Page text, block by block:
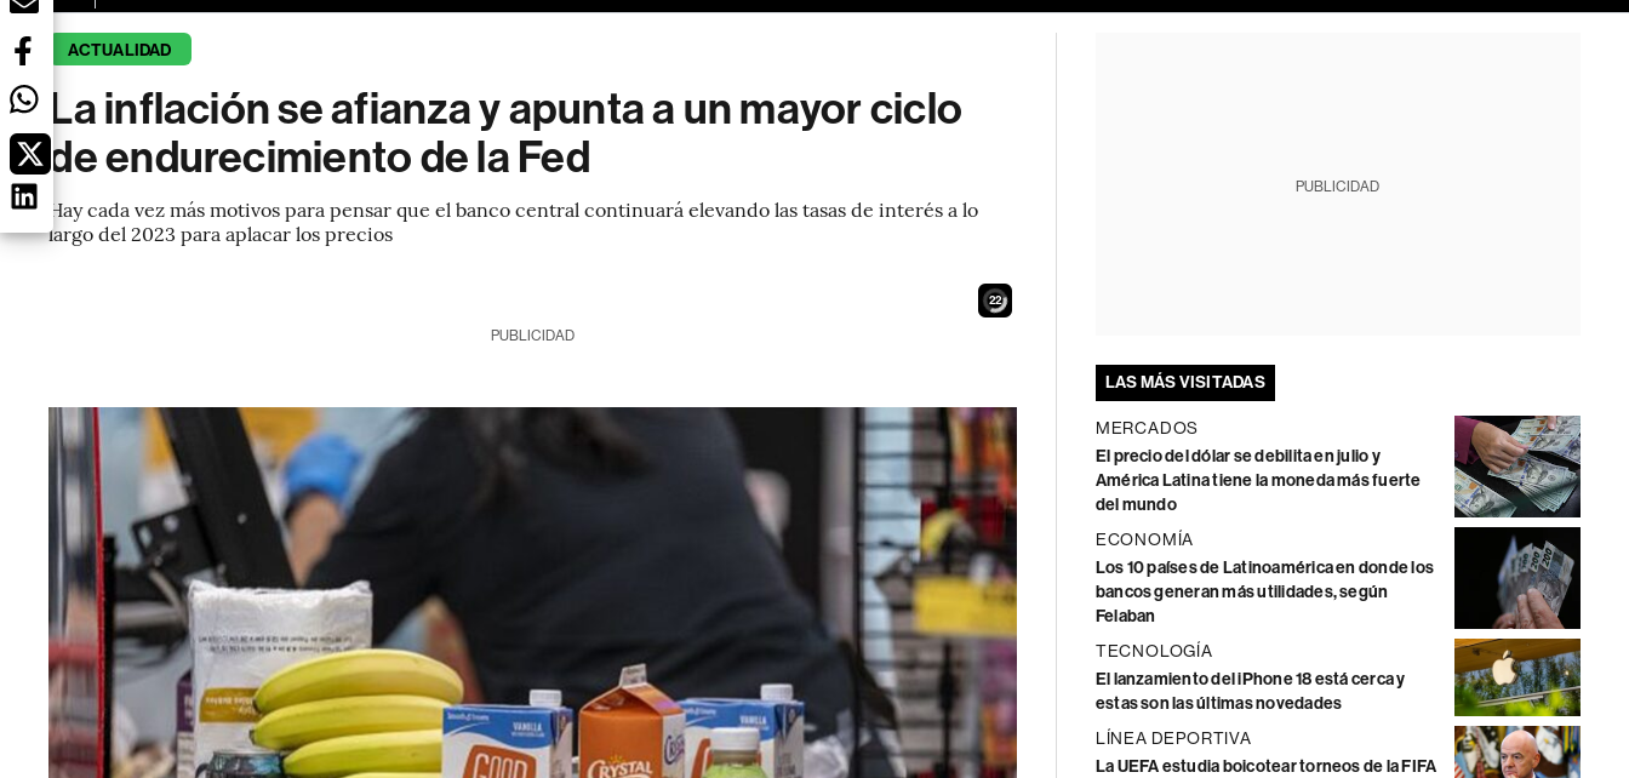
ACTUALIDAD
La inflación se afianza y apunta a un mayor ciclo
de endurecimiento de la Fed
Hay cada vez más motivos para pensar que el banco central continuará elevando las tasas de interés a lo
largo del 2023 para aplacar los precios
20
PUBLICIDAD
PUBLICIDAD
LAS MÁS VISITADAS
MERCADOS
El precio del dólar se debilita en julio y
América Latina tiene la moneda más fuerte
del mundo
ECONOMÍA
Los 10 países de Latinoamérica en donde los
bancos generan más utilidades, según
Felaban
TECNOLOGÍA
El lanzamiento del iPhone 18 está cerca y
estas son las últimas novedades
LÍNEA DEPORTIVA
La UEFA estudia boicotear torneos de la FIFA